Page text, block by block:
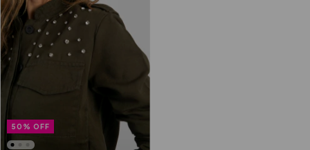
50 % OFF